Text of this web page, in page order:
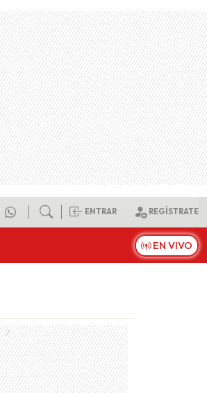
ENTRAR REGÍSTRATE
EN VIVO